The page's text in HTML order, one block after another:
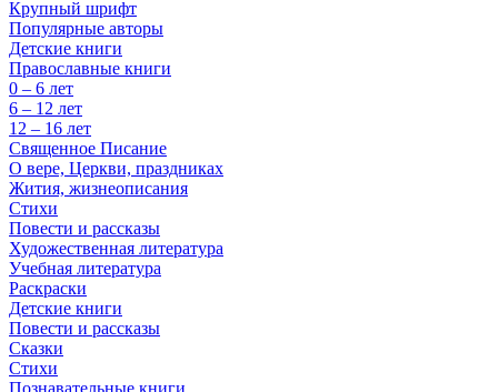
Крупный шрифт
Популярные авторы
Детские книги
Православные книги
0 – 6 лет
6 – 12 лет
12 – 16 лет
Священное Писание
О вере, Церкви, праздниках
Жития, жизнеописания
Стихи
Повести и рассказы
Художественная литература
Учебная литература
Раскраски
Детские книги
Повести и рассказы
Сказки
Стихи
Познавательные книги